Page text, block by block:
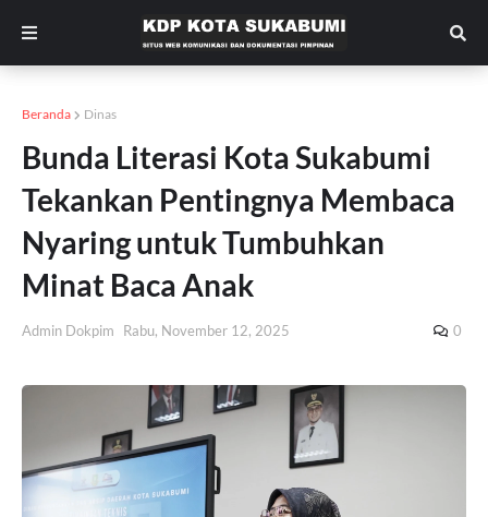
Beranda Dinas
Bunda Literasi Kota Sukabumi
Tekankan Pentingnya Membaca
Nyaring untuk Tumbuhkan
Minat Baca Anak
Admin Dokpim Rabu, November 12, 2025 0